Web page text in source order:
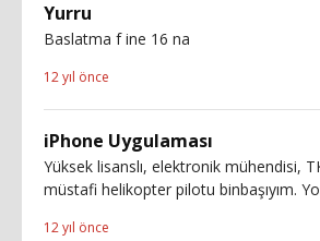
Yurru
Baslatma f ine 16 na
12 yıl önce
iPhone Uygulaması
Yüksek lisanslı, elektronik mühendisi,
müstafi helikopter pilotu binbaşıyım.
12 yıl önce